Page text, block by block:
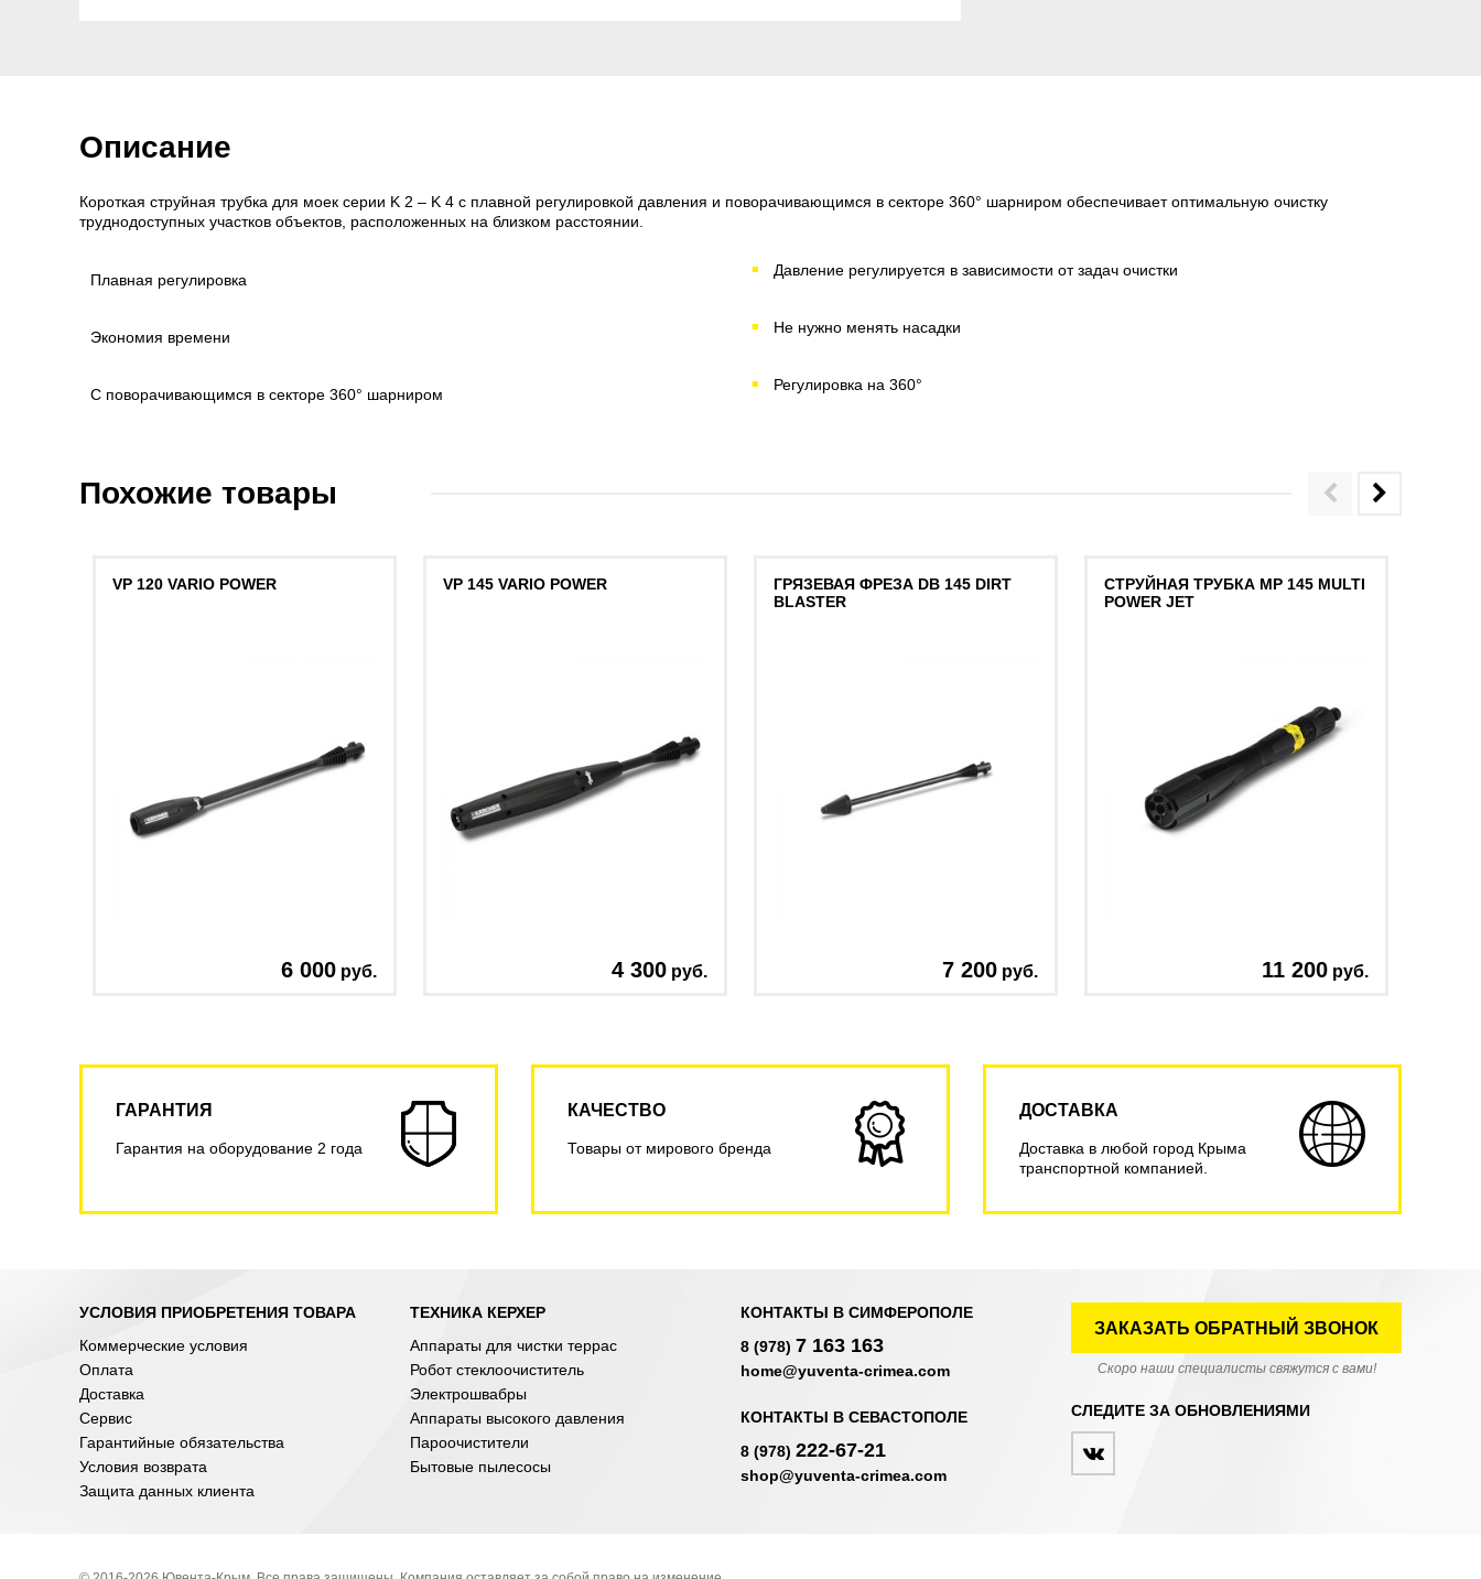
Описание
Короткая струйная трубка для моек серии K 2 – K 4 с плавной регулировкой давления и поворачивающимся в секторе 360° шарниром обеспечивает оптимальную очистку
труднодоступных участков объектов, расположенных на близком расстоянии.
Плавная регулировка
Давление регулируется в зависимости от задач очистки
Экономия времени
Не нужно менять насадки
С поворачивающимся в секторе 360° шарниром
Регулировка на 360°
Похожие товары
VP 120 VARIO POWER
6 000 руб.
VP 145 VARIO POWER
4 300 руб.
ГРЯЗЕВАЯ ФРЕЗА DB 145 DIRT
BLASTER
7 200 руб.
СТРУЙНАЯ ТРУБКА MP 145 MULTI
POWER JET
11 200 руб.
ГАРАНТИЯ
Гарантия на оборудование 2 года
КАЧЕСТВО
Товары от мирового бренда
ДОСТАВКА
Доставка в любой город Крыма
транспортной компанией.
УСЛОВИЯ ПРИОБРЕТЕНИЯ ТОВАРА
Коммерческие условия
Оплата
Доставка
Сервис
Гарантийные обязательства
Условия возврата
Защита данных клиента
ТЕХНИКА КЕРХЕР
Аппараты для чистки террас
Робот стеклоочиститель
Электрошвабры
Аппараты высокого давления
Пароочистители
Бытовые пылесосы
КОНТАКТЫ В СИМФЕРОПОЛЕ
8 (978) 7 163 163
home@yuventa-crimea.com
КОНТАКТЫ В СЕВАСТОПОЛЕ
8 (978) 222-67-21
shop@yuventa-crimea.com
ЗАКАЗАТЬ ОБРАТНЫЙ ЗВОНОК
Скоро наши специалисты свяжутся с вами!
СЛЕДИТЕ ЗА ОБНОВЛЕНИЯМИ